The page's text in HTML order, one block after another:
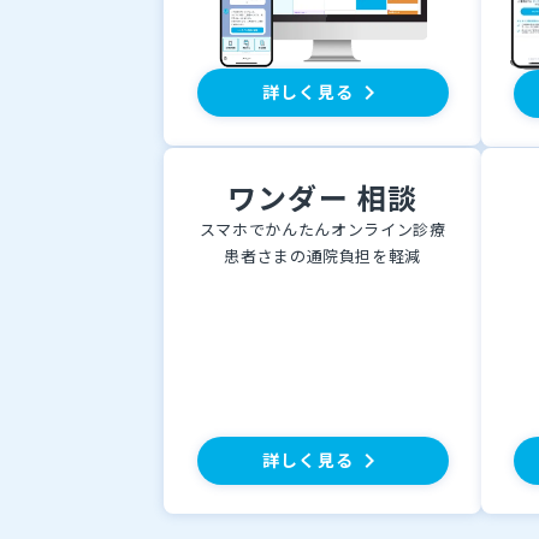
詳しく見る keyboard_arrow_right
ワンダー 相談
スマホでかんたんオンライン診療
患者さまの通院負担を軽減
詳しく見る keyboard_arrow_right